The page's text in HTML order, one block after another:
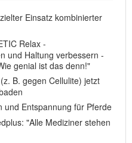
Einsatz kombinierter
Relax -
und Haltung verbessern -
genial ist das denn!"
B. gegen Cellulite) jetzt
und Entspannung für Pferde
"Alle Mediziner stehen